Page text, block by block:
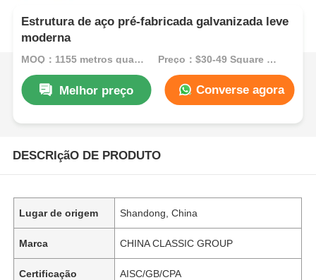
Estrutura de aço pré-fabricada galvanizada leve
moderna
MOQ：1155 metros quadrados Preço：$30-49 Square Meters
Melhor preço Converse agora
DESCRIçãO DE PRODUTO
Lugar de origem Shandong, China
Marca CHINA CLASSIC GROUP
Certificação AISC/GB/CPA